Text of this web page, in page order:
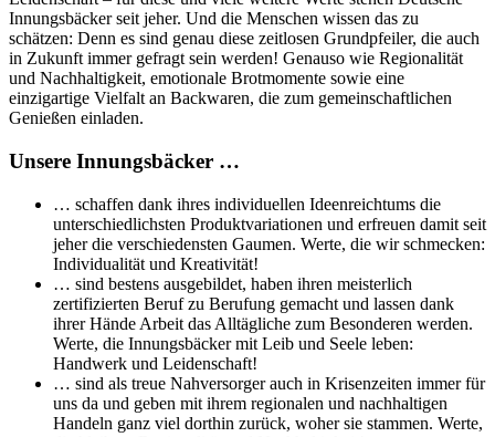
Innungsbäcker seit jeher. Und die Menschen wissen das zu
schätzen: Denn es sind genau diese zeitlosen Grundpfeiler, die auch
in Zukunft immer gefragt sein werden! Genauso wie Regionalität
und Nachhaltigkeit, emotionale Brotmomente sowie eine
einzigartige Vielfalt an Backwaren, die zum gemeinschaftlichen
Genießen einladen.
Unsere Innungsbäcker …
… schaffen dank ihres individuellen Ideenreichtums die
unterschiedlichsten Produktvariationen und erfreuen damit seit
jeher die verschiedensten Gaumen. Werte, die wir schmecken:
Individualität und Kreativität!
… sind bestens ausgebildet, haben ihren meisterlich
zertifizierten Beruf zu Berufung gemacht und lassen dank
ihrer Hände Arbeit das Alltägliche zum Besonderen werden.
Werte, die Innungsbäcker mit Leib und Seele leben:
Handwerk und Leidenschaft!
… sind als treue Nahversorger auch in Krisenzeiten immer für
uns da und geben mit ihrem regionalen und nachhaltigen
Handeln ganz viel dorthin zurück, woher sie stammen. Werte,